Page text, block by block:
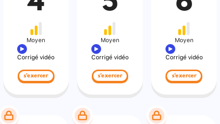
Moyen
Corrigé vidéo
s'exercer
Moyen
Corrigé vidéo
s'exercer
Moyen
Corrigé vidéo
s'exercer